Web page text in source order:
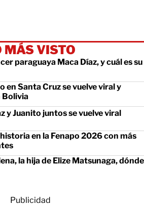
MÁS VISTO
paraguaya Maca Díaz, y cuál es su
en Santa Cruz se vuelve viral y
Bolivia
y Juanito juntos se vuelve viral
en la Fenapo 2026 con más
la hija de Elize Matsunaga, dónde
Publicidad